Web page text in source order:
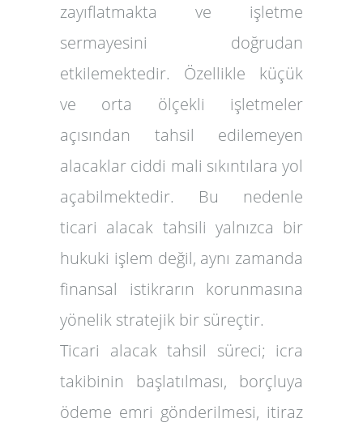
zayıflatmakta ve işletme
sermayesini doğrudan
etkilemektedir. Özellikle küçük
ve orta ölçekli işletmeler
açısından tahsil edilemeyen
alacaklar ciddi mali sıkıntılara yol
açabilmektedir. Bu nedenle
ticari alacak tahsili yalnızca bir
hukuki işlem değil, aynı zamanda
finansal istikrarın korunmasına
yönelik stratejik bir süreçtir.
Ticari alacak tahsil süreci; icra
takibinin başlatılması, borçluya
ödeme emri gönderilmesi, itiraz